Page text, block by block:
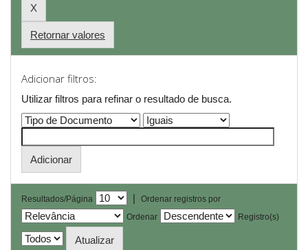
Retornar valores
Adicionar filtros:
Utilizar filtros para refinar o resultado de busca.
Resultados/Página |
Ordenar registros por
Ordenar
Registro(s)